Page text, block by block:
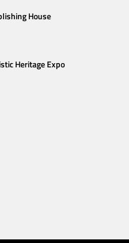
House
Heritage Expo